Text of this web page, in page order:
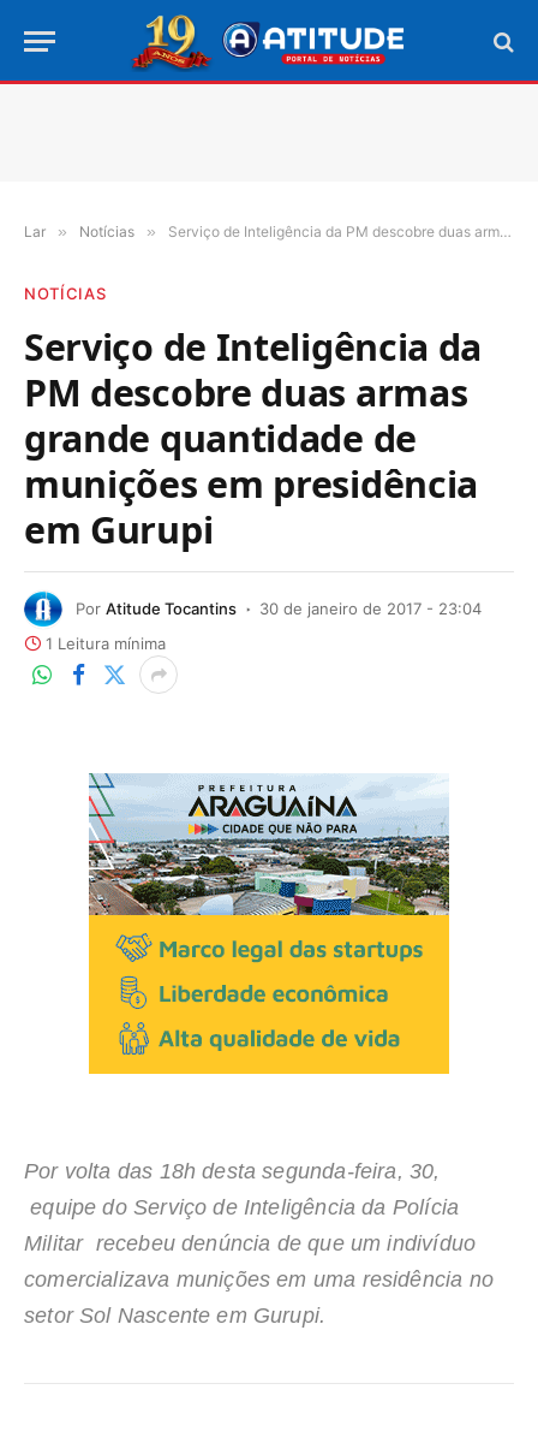
Lar » Notícias » Serviço de Inteligência da PM descobre duas armas grande quantidade de munições em presidência em Gurupi
NOTÍCIAS
Serviço de Inteligência da
PM descobre duas armas
grande quantidade de
munições em presidência
em Gurupi
Por Atitude Tocantins
30 de janeiro de 2017 - 23:04
1 Leitura mínima
Por volta das 18h desta segunda-feira, 30,
equipe do Serviço de Inteligência da Polícia
Militar recebeu denúncia de que um indivíduo
comercializava munições em uma residência no
setor Sol Nascente em Gurupi.